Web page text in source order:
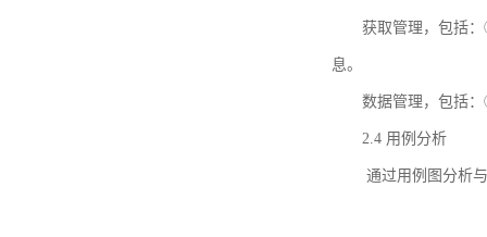
获取管理，包括
息。
数据管理，包括
2.4 用例分析
通过用例图分析